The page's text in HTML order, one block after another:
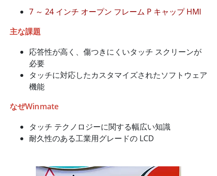
7 ～ 24 インチ オープン フレーム P キャップ HMI
主な課題
応答性が高く、傷つきにくいタッチ スクリーンが
必要
タッチに対応したカスタマイズされたソフトウェア
機能
なぜWinmate
タッチ テクノロジーに関する幅広い知識
耐久性のある工業用グレードの LCD